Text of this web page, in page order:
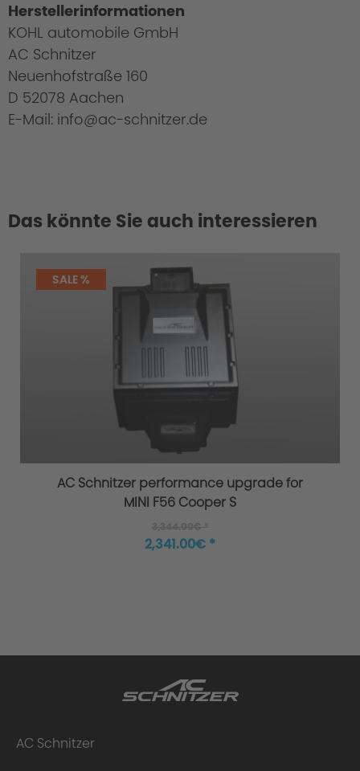
Overload / Overheating Control
Extensively tested
Performance upgrade installed - what
happens to the warranty?
Herstellerinformationen
KOHL automobile GmbH
AC Schnitzer
Neuenhofstraße 160
D 52078 Aachen
E-Mail: info@ac-schnitzer.de
Das könnte Sie auch interessieren
SALE %
AC Schnitzer performance upgrade for
MINI F56 Cooper S
2,341.00€ *
AC Schnitzer